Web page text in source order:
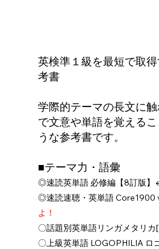
英検準１級を最短で取
考書
学際的テーマの長文に
で文意や単語を覚える
うな参考書です。
■テーマ力・語彙
◎速読英単語 必修編【8訂版】
◎速読速聴・英単語 Core1900
よ！
〇話題別英単語リンガメタリカ
〇上級英単語 LOGOPHILIA ロ